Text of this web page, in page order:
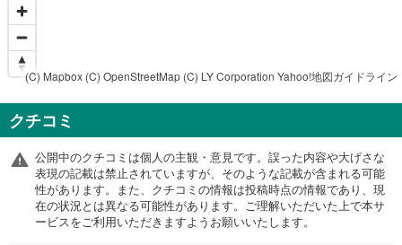
(C) Mapbox (C) OpenStreetMap (C) LY Corporation Yahoo!地図ガイドライン
クチコミ
公開中のクチコミは個人の主観・意見です。誤った内容や大げさな
表現の記載は禁止されていますが、そのような記載が含まれる可能
性があります。また、クチコミの情報は投稿時点の情報であり、現
在の状況とは異なる可能性があります。ご理解いただいた上で本サ
ービスをご利用いただきますようお願いいたします。